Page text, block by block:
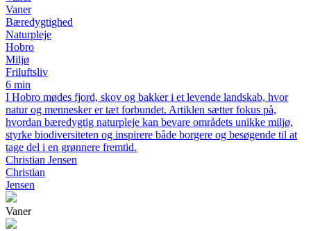
Vaner
Bæredygtighed
Naturpleje
Hobro
Miljø
Friluftsliv
6 min
I Hobro mødes fjord, skov og bakker i et levende landskab, hvor
natur og mennesker er tæt forbundet. Artiklen sætter fokus på,
hvordan bæredygtig naturpleje kan bevare områdets unikke miljø,
styrke biodiversiteten og inspirere både borgere og besøgende til at
tage del i en grønnere fremtid.
Christian Jensen
Christian
Jensen
Vaner